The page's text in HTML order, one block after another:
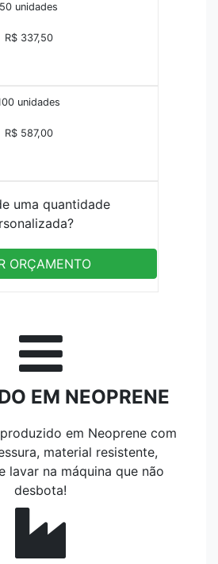
50 unidades
R$ 337,50
unidades
R$ 587,00
uma quantidade
ORÇAMENTO
EM NEOPRENE
em Neoprene com
material resistente,
lavar na máquina que não
desbota!